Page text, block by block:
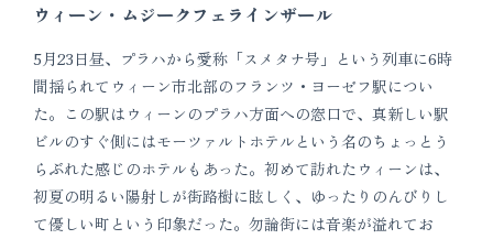
ウィーン・ムジークフェラインザール
5月23日昼、プラハから愛称「スメタナ号」という列車に6時
間揺られてウィーン市北部のフランツ・ヨーゼフ駅につい
た。この駅はウィーンのプラハ方面への窓口で、真新しい駅
ビルのすぐ側にはモーツァルトホテルという名のちょっとう
らぶれた感じのホテルもあった。初めて訪れたウィーンは、
初夏の明るい陽射しが街路樹に眩しく、ゆったりのんびりし
て優しい町という印象だった。勿論街には音楽が溢れてお